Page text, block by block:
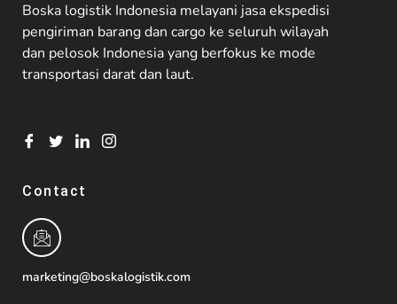
Boska logistik Indonesia melayani jasa ekspedisi
pengiriman barang dan cargo ke seluruh wilayah
dan pelosok Indonesia yang berfokus ke mode
transportasi darat dan laut.
Contact
marketing@boskalogistik.com